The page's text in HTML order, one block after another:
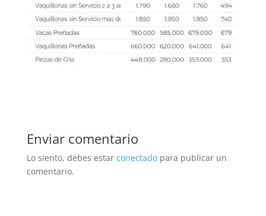
Enviar comentario
Lo siento, debes estar conectadopara publicar un
comentario.